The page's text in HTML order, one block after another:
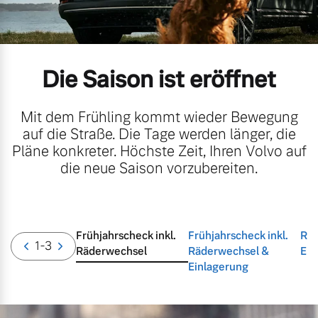
Mild-Hybrid
Geschäftskunden
Konnektivität
Angebot anfragen
Volvo Gebrauchtwagenbörse
Aktuelle Zubehörangebote
Service by Volvo
Vielzahl von Original
Kontakt und Anfahrt
Unsere News & Events
Die Saison ist eröffnet
Mit dem Frühling kommt wieder Bewegung
auf die Straße. Die Tage werden länger, die
Pläne konkreter. Höchste Zeit, Ihren Volvo auf
die neue Saison vorzubereiten.
1-3
Frühjahrscheck inkl.
Räderwechsel
Frühjahrscheck inkl.
Räderwechsel &
Einlagerung